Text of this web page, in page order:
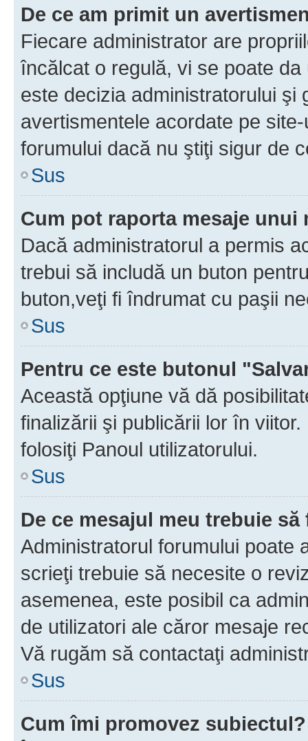
De ce am primit un
Fiecare administrator are
încălcat o regulă, vi se poate
este decizia administratorului şi
avertismentele acordate pe
forumului dacă nu ştiţi sigur de
Sus
Cum pot raporta mesaje unui
Dacă administratorul a permis
trebui să includă un buton
buton,veţi fi îndrumat cu paşii
Sus
Pentru ce este butonul
Această opţiune vă dă
finalizării şi publicării lor în
folosiţi Panoul utilizatorului.
Sus
De ce mesajul meu trebuie
Administratorul forumului poate
scrieţi trebuie să necesite o
asemenea, este posibil ca
de utilizatori ale căror mesaje
Vă rugăm să contactaţi
Sus
Cum îmi promovez subiectul?